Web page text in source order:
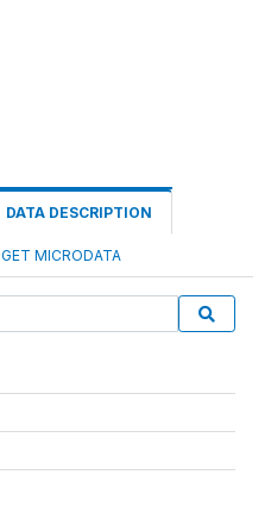
DATA DESCRIPTION
GET MICRODATA